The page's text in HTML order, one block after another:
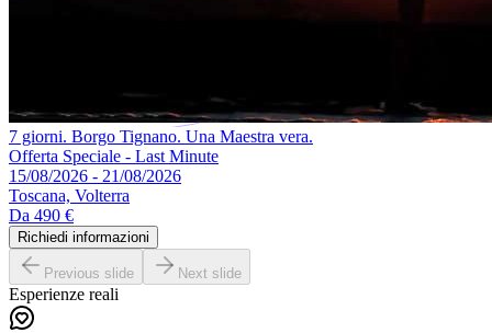
7 giorni. Borgo Tignano. Una Maestra vera.
Offerta Speciale - Last Minute
15/08/2026 - 21/08/2026
Toscana, Volterra
Da 490 €
Richiedi informazioni
Previous slide Next slide
Esperienze reali